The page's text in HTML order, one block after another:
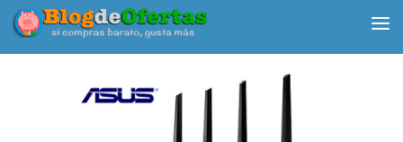
Debajo del contenido